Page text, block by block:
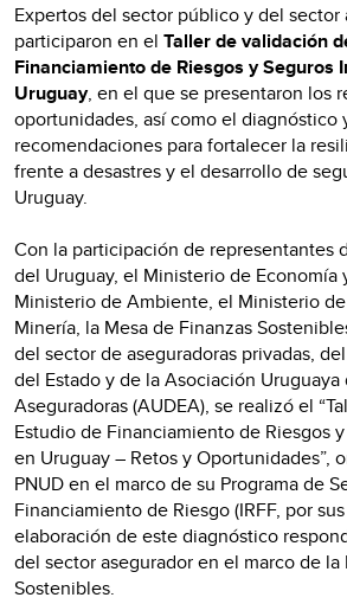
Expertos del sector público y del sector
participaron en el Taller de validación
Financiamiento de Riesgos y Seguros
Uruguay, en el que se presentaron los
oportunidades, así como el diagnóstico
recomendaciones para fortalecer la
frente a desastres y el desarrollo de
Uruguay.
Con la participación de representantes
del Uruguay, el Ministerio de Economía
Ministerio de Ambiente, el Ministerio
Minería, la Mesa de Finanzas
del sector de aseguradoras privadas,
del Estado y de la Asociación Uruguaya
Aseguradoras (AUDEA), se realizó el
Estudio de Financiamiento de Riesgos
en Uruguay – Retos y Oportunidades”,
PNUD en el marco de su Programa de
Financiamiento de Riesgo (IRFF, por
elaboración de este diagnóstico
del sector asegurador en el marco de la
Sostenibles.